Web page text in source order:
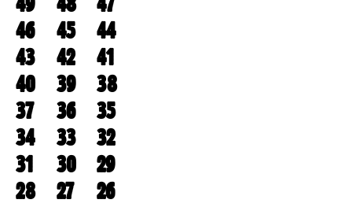
46
45
44
43
42
41
40
39
38
37
36
35
34
33
32
31
30
29
28
27
26